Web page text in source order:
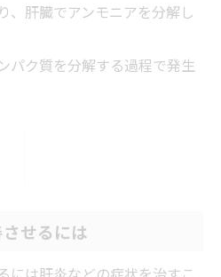
、肝臓でアンモニアを分解し
パク質を分解する過程で発生
せるには